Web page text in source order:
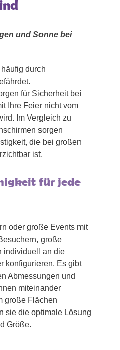
und Sonne bei
durch
für Sicherheit bei
Ihre Feier nicht vom
Im Vergleich zu
sorgen
die bei großen
ist.
für jede
oder große Events mit
große
individuell an die
konfigurieren. Es gibt
Abmessungen und
miteinander
große Flächen
sie die optimale Lösung
Größe.